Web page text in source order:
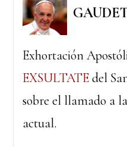
Exhortación
EXSULTATEdel
sobre el llamado a
actual.